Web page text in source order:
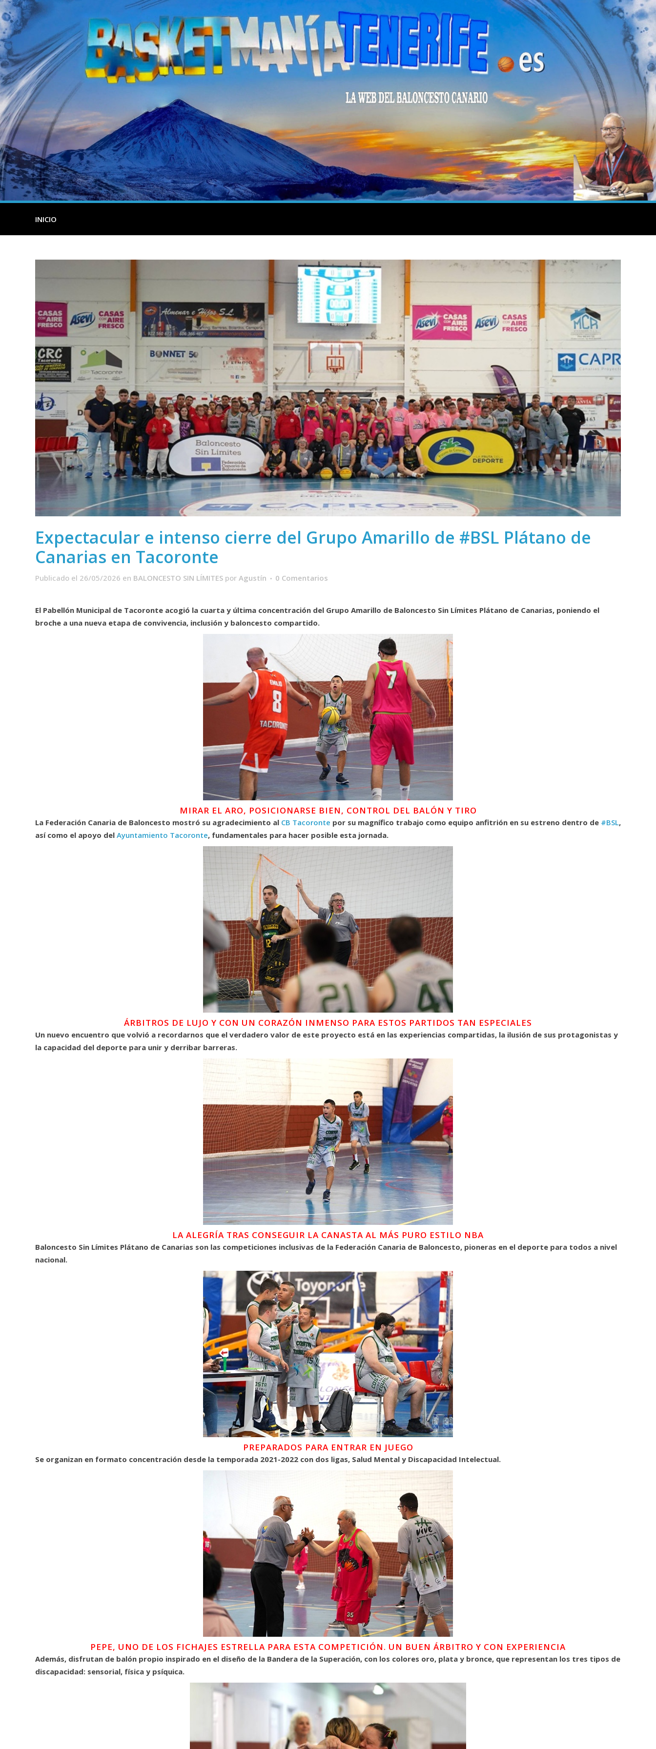
INICIO
Expectacular e intenso cierre del Grupo Amarillo de #BSL Plátano de
Canarias en Tacoronte
Publicado el 26/05/2026 en BALONCESTO SIN LÍMITES por Agustín 0 Comentarios
El Pabellón Municipal de Tacoronte acogió la cuarta y última concentración del Grupo Amarillo de Baloncesto Sin Límites Plátano de Canarias, poniendo el
broche a una nueva etapa de convivencia, inclusión y baloncesto compartido.
MIRAR EL ARO, POSICIONARSE BIEN, CONTROL DEL BALÓN Y TIRO
La Federación Canaria de Baloncesto mostró su agradecimiento al CB Tacoronte por su magnífico trabajo como equipo anfitrión en su estreno dentro de #BSL,
así como el apoyo del Ayuntamiento Tacoronte, fundamentales para hacer posible esta jornada.
ÁRBITROS DE LUJO Y CON UN CORAZÓN INMENSO PARA ESTOS PARTIDOS TAN ESPECIALES
Un nuevo encuentro que volvió a recordarnos que el verdadero valor de este proyecto está en las experiencias compartidas, la ilusión de sus protagonistas y
la capacidad del deporte para unir y derribar barreras.
LA ALEGRÍA TRAS CONSEGUIR LA CANASTA AL MÁS PURO ESTILO NBA
Baloncesto Sin Límites Plátano de Canarias son las competiciones inclusivas de la Federación Canaria de Baloncesto, pioneras en el deporte para todos a nivel
nacional.
PREPARADOS PARA ENTRAR EN JUEGO
Se organizan en formato concentración desde la temporada 2021-2022 con dos ligas, Salud Mental y Discapacidad Intelectual.
PEPE, UNO DE LOS FICHAJES ESTRELLA PARA ESTA COMPETICIÓN. UN BUEN ÁRBITRO Y CON EXPERIENCIA
Además, disfrutan de balón propio inspirado en el diseño de la Bandera de la Superación, con los colores oro, plata y bronce, que representan los tres tipos de
discapacidad: sensorial, física y psíquica.